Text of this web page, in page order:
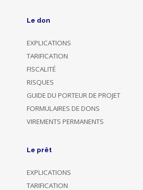
Le don
EXPLICATIONS
TARIFICATION
FISCALITÉ
RISQUES
GUIDE DU PORTEUR DE PROJET
FORMULAIRES DE DONS
VIREMENTS PERMANENTS
Le prêt
EXPLICATIONS
TARIFICATION